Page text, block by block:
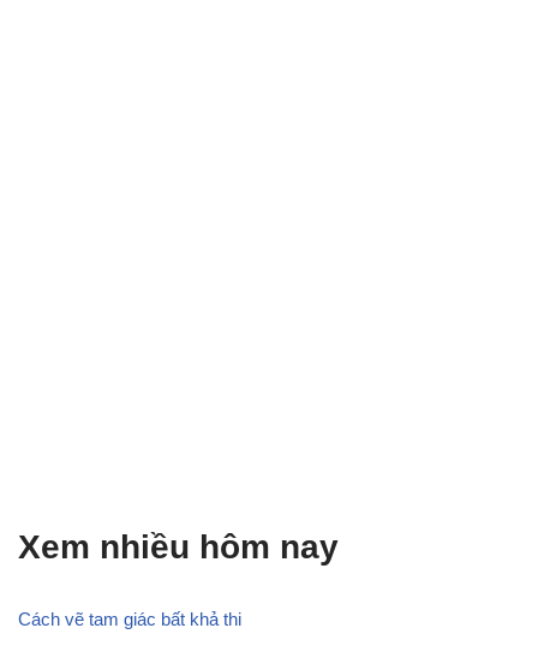
Xem nhiều hôm nay
Cách vẽ tam giác bất khả thi